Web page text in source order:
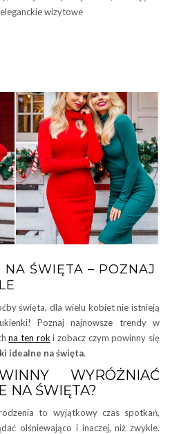
wizytowe
ŚWIĘTA – POZNAJ
święta, dla wielu kobiet nie istnieją
Poznaj najnowsze trendy w
na ten rok i zobacz czym powinny się
idealne na święta.
WYRÓŻNIAĆ
NA ŚWIĘTA?
to wyjątkowy czas spotkań,
olśniewająco i inaczej, niż zwykle.